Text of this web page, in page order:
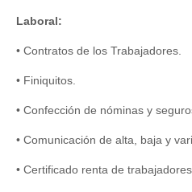
Laboral:
• Contratos de los Trabajadores.
• Finiquitos.
• Confección de nóminas y
• Comunicación de alta, baja y
• Certificado renta de trabajadores.